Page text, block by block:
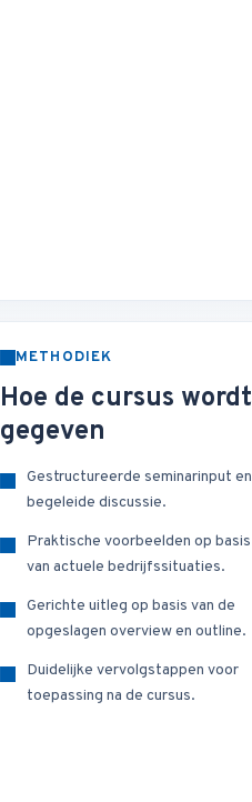
METHODIEK
Hoe de cursus wordt
gegeven
Gestructureerde seminarinput en
begeleide discussie.
Praktische voorbeelden op basis
van actuele bedrijfssituaties.
Gerichte uitleg op basis van de
opgeslagen overview en outline.
Duidelijke vervolgstappen voor
toepassing na de cursus.